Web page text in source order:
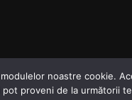
noastre cookie.
proveni de la următorii